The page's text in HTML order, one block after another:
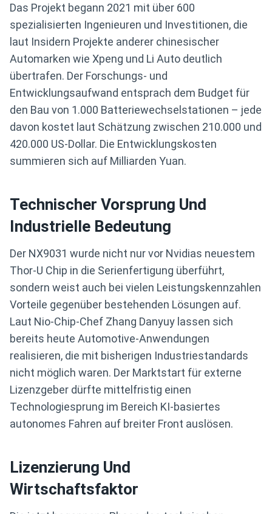
Das Projekt begann 2021 mit über 600
spezialisierten Ingenieuren und Investitionen, die
laut Insidern Projekte anderer chinesischer
Automarken wie Xpeng und Li Auto deutlich
übertrafen. Der Forschungs- und
Entwicklungsaufwand entsprach dem Budget für
den Bau von 1.000 Batteriewechselstationen – jede
davon kostet laut Schätzung zwischen 210.000 und
420.000 US-Dollar. Die Entwicklungskosten
summieren sich auf Milliarden Yuan.
Technischer Vorsprung Und
Industrielle Bedeutung
Der NX9031 wurde nicht nur vor Nvidias neuestem
Thor-U Chip in die Serienfertigung überführt,
sondern weist auch bei vielen Leistungskennzahlen
Vorteile gegenüber bestehenden Lösungen auf.
Laut Nio-Chip-Chef Zhang Danyuy lassen sich
bereits heute Automotive-Anwendungen
realisieren, die mit bisherigen Industriestandards
nicht möglich waren. Der Marktstart für externe
Lizenzgeber dürfte mittelfristig einen
Technologiesprung im Bereich KI-basiertes
autonomes Fahren auf breiter Front auslösen.
Lizenzierung Und
Wirtschaftsfaktor